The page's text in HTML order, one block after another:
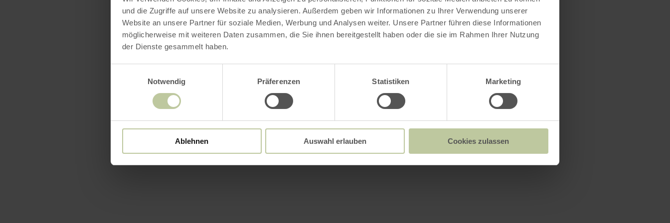
und die Zugriffe auf unsere Website zu analysieren. Außerdem geben wir Informationen zu Ihrer Verwendung unserer
Website an unsere Partner für soziale Medien, Werbung und Analysen weiter. Unsere Partner führen diese Informationen
möglicherweise mit weiteren Daten zusammen, die Sie ihnen bereitgestellt haben oder die sie im Rahmen Ihrer Nutzung
der Dienste gesammelt haben.
Notwendig
Präferenzen Statistiken Marketing
Ablehnen Auswahl erlauben Cookies zulassen